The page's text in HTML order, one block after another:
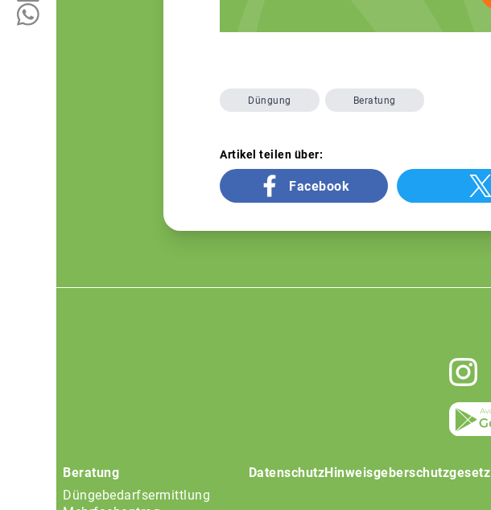
Düngung Beratung
Artikel teilen über:
Facebook
Beratung
Düngebedarfsermittlung
DatenschutzHinweisgeberschutzgesetz